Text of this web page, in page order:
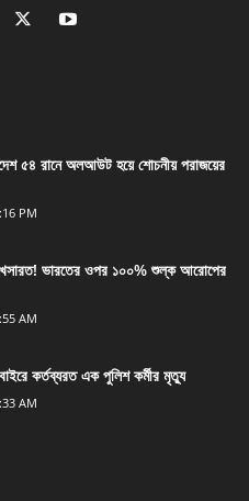
৫৪ রানে অলআউট হয়ে শোচনীয় পরাজয়ের
PM
খেসারত! ভারতের ওপর ১০০% শুল্ক আরোপের
AM
কর্তব্যরত এক পুলিশ কর্মীর মৃত্যু
AM